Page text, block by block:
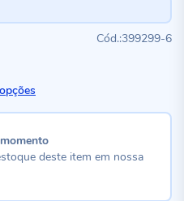
399299-6
deste item em nossa